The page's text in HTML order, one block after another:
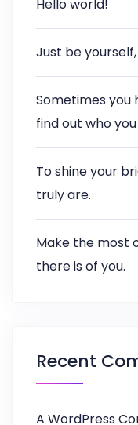
Hello world!
Just be
Sometimes you
find out who
To shine your
truly are.
Make the most
there is of you.
Recent
A WordPress